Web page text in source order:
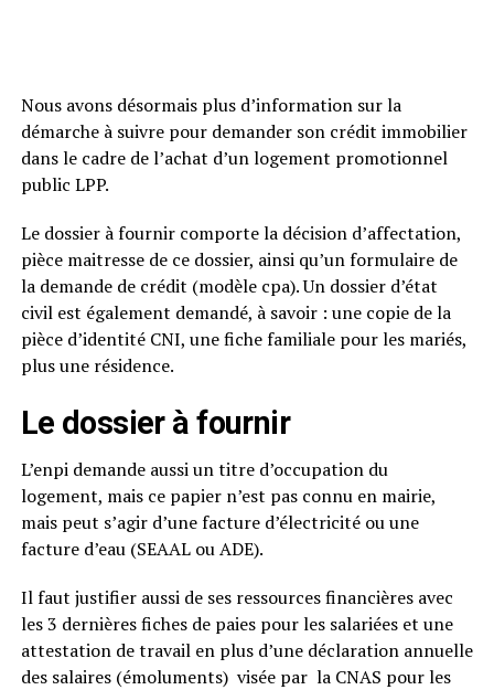
Nous avons désormais plus d’information sur la
démarche à suivre pour demander son crédit immobilier
dans le cadre de l’achat d’un logement promotionnel
public LPP.
Le dossier à fournir comporte la décision d’affectation,
pièce maitresse de ce dossier, ainsi qu’un formulaire de
la demande de crédit (modèle cpa). Un dossier d’état
civil est également demandé, à savoir : une copie de la
pièce d’identité CNI, une fiche familiale pour les mariés,
plus une résidence.
Le dossier à fournir
L’enpi demande aussi un titre d’occupation du
logement, mais ce papier n’est pas connu en mairie,
mais peut s’agir d’une facture d’électricité ou une
facture d’eau (SEAAL ou ADE).
Il faut justifier aussi de ses ressources financières avec
les 3 dernières fiches de paies pour les salariées et une
attestation de travail en plus d’une déclaration annuelle
des salaires (émoluments) visée par la CNAS pour les